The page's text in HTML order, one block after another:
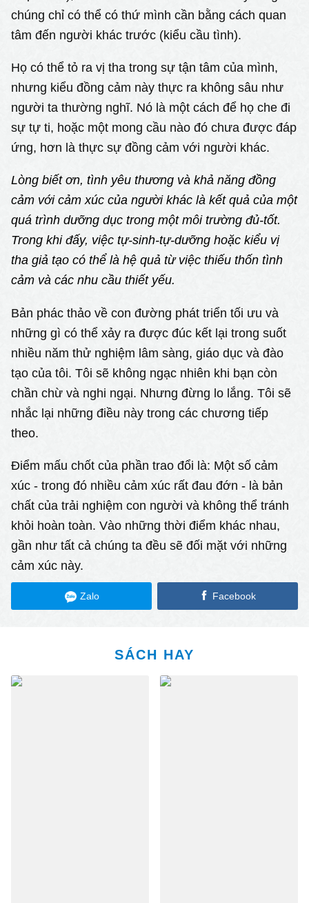
chúng chỉ có thể có thứ mình cần bằng cách quan
tâm đến người khác trước (kiểu cầu tình).
Họ có thể tỏ ra vị tha trong sự tận tâm của mình,
nhưng kiểu đồng cảm này thực ra không sâu như
người ta thường nghĩ. Nó là một cách để họ che đi
sự tự ti, hoặc một mong cầu nào đó chưa được đáp
ứng, hơn là thực sự đồng cảm với người khác.
Lòng biết ơn, tình yêu thương và khả năng đồng
cảm với cảm xúc của người khác là kết quả của một
quá trình dưỡng dục trong một môi trường đủ-tốt.
Trong khi đấy, việc tự-sinh-tự-dưỡng hoặc kiểu vị
tha giả tạo có thể là hệ quả từ việc thiếu thốn tình
cảm và các nhu cầu thiết yếu.
Bản phác thảo về con đường phát triển tối ưu và
những gì có thể xảy ra được đúc kết lại trong suốt
nhiều năm thử nghiệm lâm sàng, giáo dục và đào
tạo của tôi. Tôi sẽ không ngạc nhiên khi bạn còn
chần chừ và nghi ngại. Nhưng đừng lo lắng. Tôi sẽ
nhắc lại những điều này trong các chương tiếp
theo.
Điểm mấu chốt của phần trao đổi là: Một số cảm
xúc - trong đó nhiều cảm xúc rất đau đớn - là bản
chất của trải nghiệm con người và không thể tránh
khỏi hoàn toàn. Vào những thời điểm khác nhau,
gần như tất cả chúng ta đều sẽ đối mặt với những
cảm xúc này.
Zalo Facebook
SÁCH HAY